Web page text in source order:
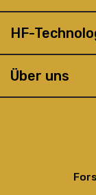
HF-
Über uns